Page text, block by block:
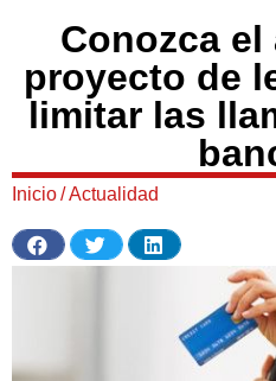
Conozca el
proyecto de
limitar las
Inicio/Actualidad